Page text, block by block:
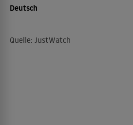
Deutsch
Quelle: JustWatch